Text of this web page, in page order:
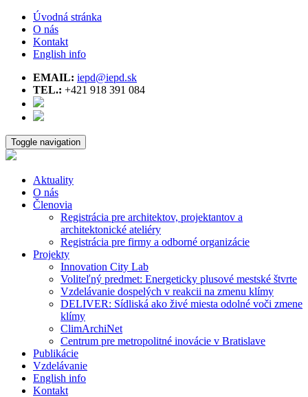
Úvodná stránka
O nás
Kontakt
English info
EMAIL: iepd@iepd.sk
TEL.: +421 918 391 084
Toggle navigation
Aktuality
O nás
Členovia
Registrácia pre architektov, projektantov a
architektonické ateliéry
Registrácia pre firmy a odborné organizácie
Projekty
Innovation City Lab
Voliteľný predmet: Energeticky plusové mestské štvrte
Vzdelávanie dospelých v reakcii na zmenu klímy
DELIVER: Sídliská ako živé miesta odolné voči zmene
klímy
ClimArchiNet
Centrum pre metropolitné inovácie v Bratislave
Publikácie
Vzdelávanie
English info
Kontakt